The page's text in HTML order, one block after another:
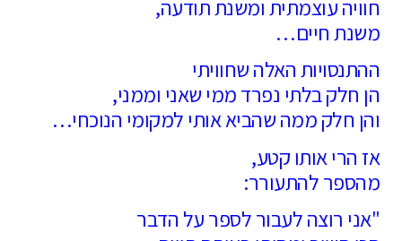
חוויה עוצמתית ומשנת תודעה,
משנת חיים…
ההתנסויות האלה שחוויתי
הן חלק בלתי נפרד ממי שאני וממני,
והן חלק ממה שהביא אותי למקומי הנוכחי…
אז הרי אותו קטע,
מהספר להתעורר:
"אני רוצה לעבור לספר על הדבר